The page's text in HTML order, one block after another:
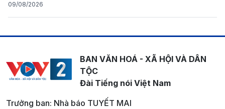
09/08/2026
BAN VĂN HOÁ - XÃ HỘI VÀ DÂN
TỘC
Đài Tiếng nói Việt Nam
Trưởng ban: Nhà báo TUYẾT MAI